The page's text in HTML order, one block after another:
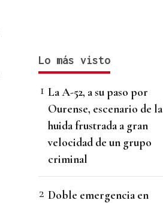
Lo más visto
La A-52, a su paso por
Ourense, escenario de la
huida frustrada a gran
velocidad de un grupo
criminal
Doble emergencia en